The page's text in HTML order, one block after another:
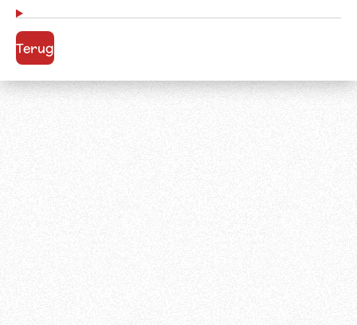
Terug